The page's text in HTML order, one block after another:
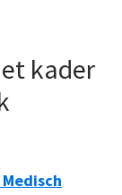
kader